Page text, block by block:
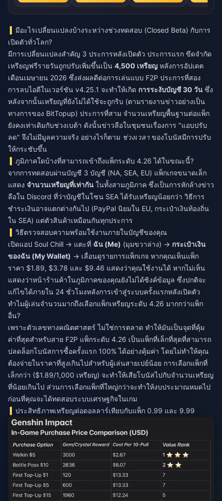
มีอะไรเปลี่ยนแปลงบ้างระหว่างช่วงทดสอบ (Closed Beta) กับการ
เปิดตัวทั่วโลก?
มีการเปลี่ยนแปลงสำคัญ 3 ประการหลังเปิดตัว ประการแรก ขีดจำกัด
เหรียญฟรีรายวันถูกปรับเพิ่มขึ้นเป็น 4,500 เหรียญ หลังการอัปเดต
เดือนเมษายน 2026 ซึ่งส่งผลดีต่อการเล่นแบบ F2P ประการที่สอง
การลบไอดีในเวอร์ชัน v4.25.1 จะทำให้เกิด การระงับบัญชี 30 วัน ซึ่ง
หลังจากนั้นเหรียญที่ยังไม่ได้ใช้จะถูกริบ (ตามรายงานข่าวอย่างเป็น
ทางการของ BitTopup) ประการที่สาม จำนวนเหรียญพื้นฐานต่อแพ็ก
ยังคงเท่าเดิมกับช่วงเบต้า ดังนั้นข่าวลือในชุมชนเรื่องการ "แอบปรับ
ลด" จึงไม่มีมูลความจริง อย่างไรก็ตาม ช่วงเวลา ของโบนัสมีการปรับ
ให้กระชับขึ้น
ภูมิภาคใดบ้างที่สามารถเข้าถึงแพ็กระดับ 4.26 ได้ในขณะนี้?
จากการทดสอบผ่านบัญชี 3 บัญชี (NA, SEA, EU) แพ็กเกจขนาดเล็ก
แสดง จำนวนเหรียญที่เท่ากัน ในทั้งสามภูมิภาค ซึ่งเป็นการหักล้างข่าว
ลือใน Discord ที่ว่าบัญชีในโซน SEA ได้รับเหรียญน้อยกว่า วิธีการ
ชำระเงินอาจแตกต่างกันไป (PayPal นิยมใน EU, กระเป๋าเงินท้องถิ่น
ใน SEA) แต่ตัวสินค้าเหมือนกันทุกประการ
วิธีตรวจสอบความพร้อมใช้งานภายในบัญชีของคุณ
เปิดแอป Soul Chill → แตะที่ ฉัน (Me) (มุมขวาล่าง) → กระเป๋าเงิน
ของฉัน (My Wallet) → เลื่อนดูรายการแพ็กเกจ หากคุณเห็นแพ็ก
ราคา $1.89, $3.78 และ $9.46 แสดงว่าคุณใช้งานได้ หากไม่เห็น
แสดงว่าหน้าร้านค้าในภูมิภาคของคุณยังไม่ได้ซิงค์ข้อมูล ซึ่งปกติจะ
แก้ไขได้ภายใน 24 ชั่วโมงหลังการเข้าสู่ระบบครั้งแรกหลังเปิดตัว
ทำไมผู้เล่นจำนวนมากถึงเลือกแพ็กเหรียญระดับ 4.26 มากกว่าแพ็ก
อื่น?
เพราะตัวเลขทางคณิตศาสตร์ ไม่ใช่การตลาด ทำให้มันเป็นจุดที่คุ้ม
ค่าที่สุดสำหรับสาย F2P แพ็กระดับ 4.26 เป็นแพ็กที่เล็กที่สุดที่สามารถ
ปลดล็อกโบนัสการซื้อครั้งแรก 100% ได้อย่างคุ้มค่า โดยไม่ทำให้คุณ
ต้องจ่ายในราคาที่สูงเกินไปสำหรับผู้เล่นสายเปย์น้อย การเลือกแพ็กที่
เล็กกว่า ($1.89/1,000 เหรียญ) จะทำให้เสียโบนัสไปกับจำนวนเหรียญ
ที่น้อยเกินไป ส่วนการเลือกแพ็กที่ใหญ่กว่าจะทำให้งบประมาณหมดไป
ก่อนที่คุณจะได้ทดสอบระบบเศรษฐกิจในเกม
ประสิทธิภาพเหรียญต่อดอลลาร์เทียบกับแพ็ก 0.99 และ 9.99